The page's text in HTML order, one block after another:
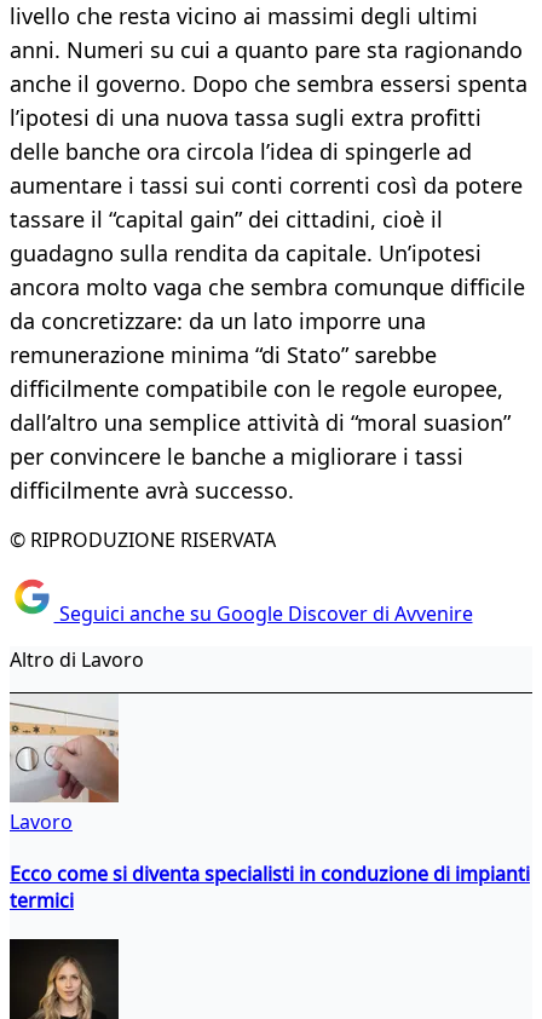
livello che resta vicino ai massimi degli ultimi
anni. Numeri su cui a quanto pare sta ragionando
anche il governo. Dopo che sembra essersi spenta
l’ipotesi di una nuova tassa sugli extra profitti
delle banche ora circola l’idea di spingerle ad
aumentare i tassi sui conti correnti così da potere
tassare il “capital gain” dei cittadini, cioè il
guadagno sulla rendita da capitale. Un’ipotesi
ancora molto vaga che sembra comunque difficile
da concretizzare: da un lato imporre una
remunerazione minima “di Stato” sarebbe
difficilmente compatibile con le regole europee,
dall’altro una semplice attività di “moral suasion”
per convincere le banche a migliorare i tassi
difficilmente avrà successo.
© RIPRODUZIONE RISERVATA
Seguici anche su Google Discover di Avvenire
Altro di Lavoro
Lavoro
Ecco come si diventa specialisti in conduzione di impianti
termici